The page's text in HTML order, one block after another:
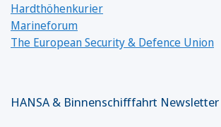
Hardthöhenkurier
Marineforum
The European Security & Defence Union
HANSA & Binnenschifffahrt Newsletter